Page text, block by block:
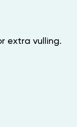
extra vulling.